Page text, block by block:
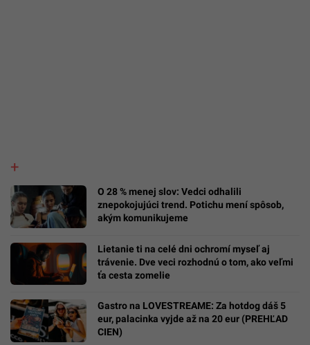
O 28 % menej slov: Vedci odhalili
znepokojujúci trend. Potichu mení spôsob,
akým komunikujeme
Lietanie ti na celé dni ochromí myseľ aj
trávenie. Dve veci rozhodnú o tom, ako veľmi
ťa cesta zomelie
Gastro na LOVESTREAME: Za hotdog dáš 5
eur, palacinka vyjde až na 20 eur (PREHĽAD
CIEN)